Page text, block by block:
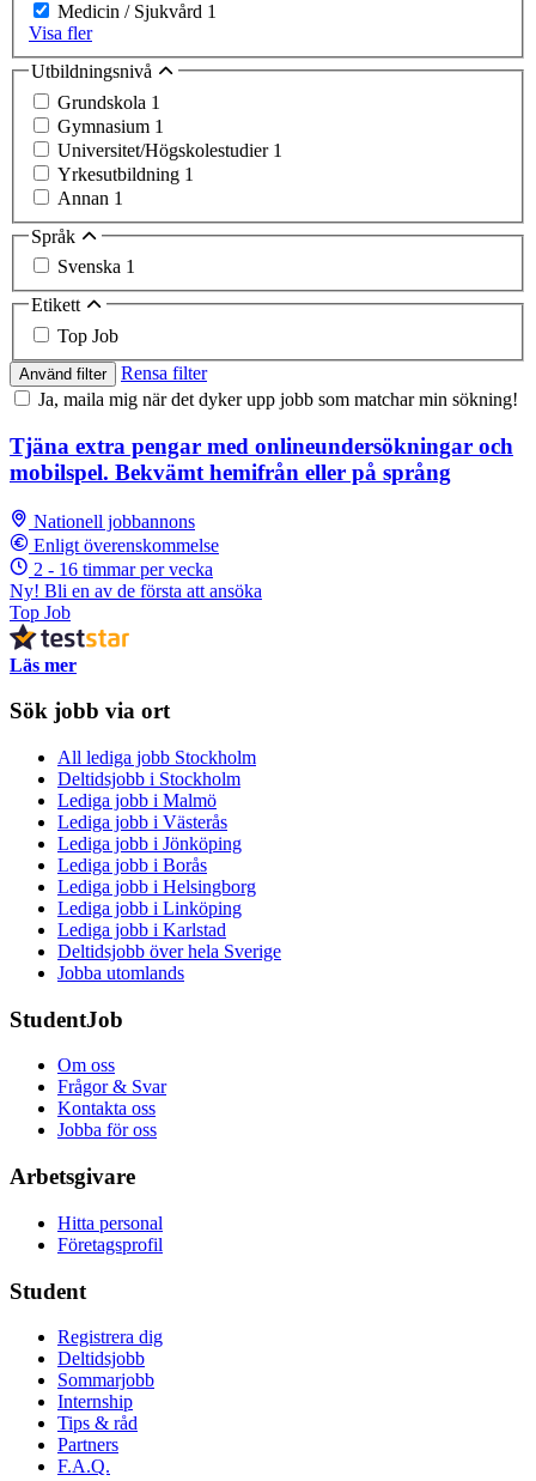
Medicin / Sjukvård 1
Visa fler
Utbildningsnivå
Grundskola 1
Gymnasium 1
Universitet/Högskolestudier 1
Yrkesutbildning 1
Annan 1
Språk
Svenska 1
Etikett
Top Job
Använd filter
Rensa filter
Ja, maila mig när det dyker upp jobb som matchar min sökning!
Tjäna extra pengar med onlineundersökningar och
mobilspel. Bekvämt hemifrån eller på språng
Nationell jobbannons
Enligt överenskommelse
2 - 16 timmar per vecka
Ny! Bli en av de första att ansöka
Top Job
Läs mer
Sök jobb via ort
All lediga jobb Stockholm
Deltidsjobb i Stockholm
Lediga jobb i Malmö
Lediga jobb i Västerås
Lediga jobb i Jönköping
Lediga jobb i Borås
Lediga jobb i Helsingborg
Lediga jobb i Linköping
Lediga jobb i Karlstad
Deltidsjobb över hela Sverige
Jobba utomlands
StudentJob
Om oss
Frågor & Svar
Kontakta oss
Jobba för oss
Arbetsgivare
Hitta personal
Företagsprofil
Student
Registrera dig
Deltidsjobb
Sommarjobb
Internship
Tips & råd
Partners
F.A.Q.